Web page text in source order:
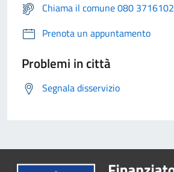
Chiama il comune 080 3716102
Prenota un appuntamento
Problemi in città
Segnala disservizio